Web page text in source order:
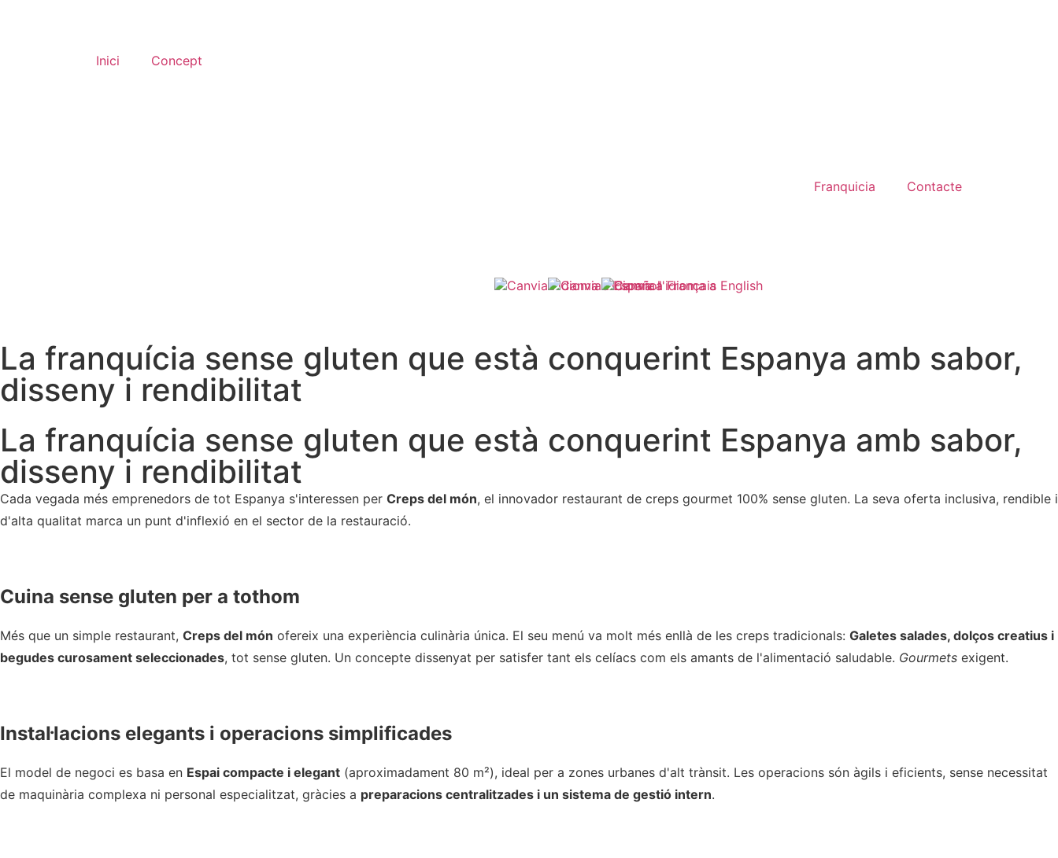
Inici Concept
Franquicia Contacte
La franquícia sense gluten que està conquerint Espanya amb sabor,
disseny i rendibilitat
La franquícia sense gluten que està conquerint Espanya amb sabor,
disseny i rendibilitat
Cada vegada més emprenedors de tot Espanya s'interessen per Creps del món, el innovador restaurant de creps gourmet 100% sense gluten. La seva oferta inclusiva, rendible i
d'alta qualitat marca un punt d'inflexió en el sector de la restauració.
Cuina sense gluten per a tothom
Més que un simple restaurant, Creps del món ofereix una experiència culinària única. El seu menú va molt més enllà de les creps tradicionals: Galetes salades, dolços creatius i
begudes curosament seleccionades, tot sense gluten. Un concepte dissenyat per satisfer tant els celíacs com els amants de l'alimentació saludable. Gourmets exigent.
Instal·lacions elegants i operacions simplificades
El model de negoci es basa en Espai compacte i elegant (aproximadament 80 m²), ideal per a zones urbanes d'alt trànsit. Les operacions són àgils i eficients, sense necessitat
de maquinària complexa ni personal especialitzat, gràcies a preparacions centralitzades i un sistema de gestió intern.